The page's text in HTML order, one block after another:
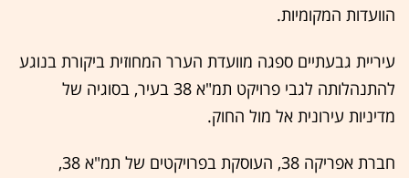
הוועדות המקומיות.
עיריית גבעתיים ספגה מוועדת הערר המחוזית ביקורת בנוגע
להתנהלותה לגבי פרויקט תמ"א 38 בעיר, בסוגיה של
מדיניות עירונית אל מול החוק.
חברת אפריקה 38, העוסקת בפרויקטים של תמ"א 38,